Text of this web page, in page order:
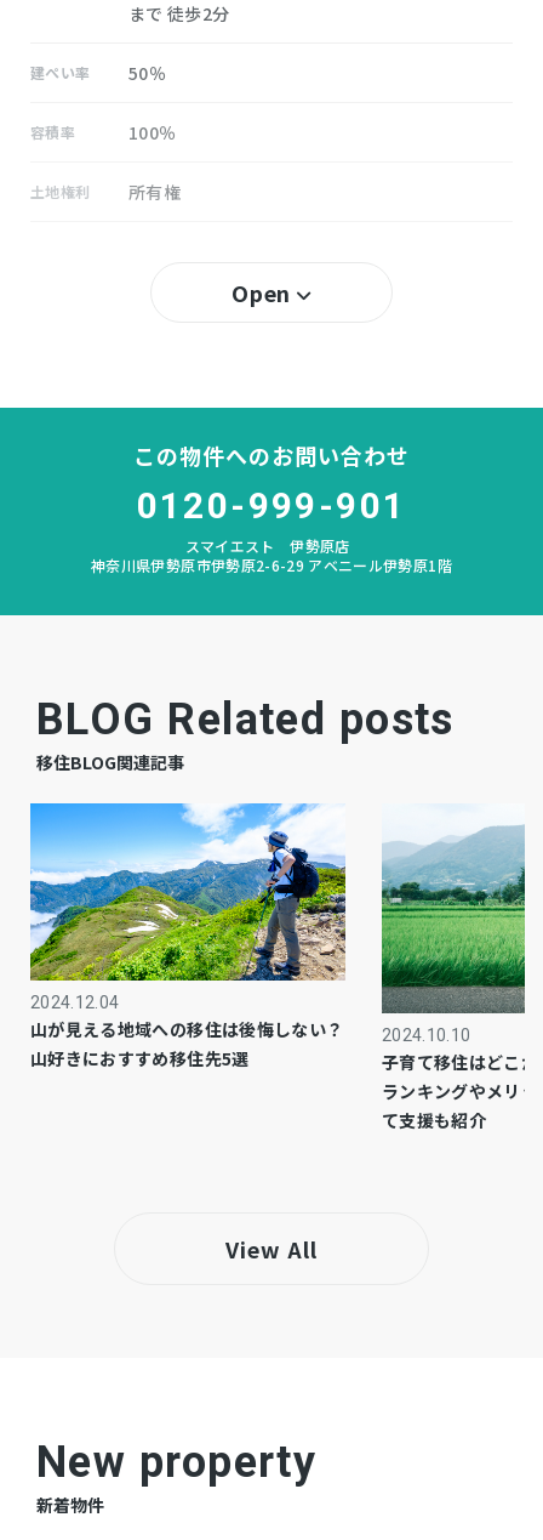
まで 徒歩2分
建ぺい率 50％
容積率 100％
土地権利 所有権
なし
上水道 －
ガス －
都市計画 市街化区域
用途地域 1種低層
設備・条件 －
・いずみストアー／徒歩約19分（約1500ｍ）
Open
この物件へのお問い合わせ
0120-999-901
スマイエスト 伊勢原店
神奈川県伊勢原市伊勢原2-6-29 アベニール伊勢原1階
BLOG Related posts
移住BLOG関連記事
2024.12.04
山が見える地域への移住は後悔しない？
山好きにおすすめ移住先5選
2024.10.10
子育て移住はどこ
ランキングやメリ
て支援も紹介
View All
New property
新着物件